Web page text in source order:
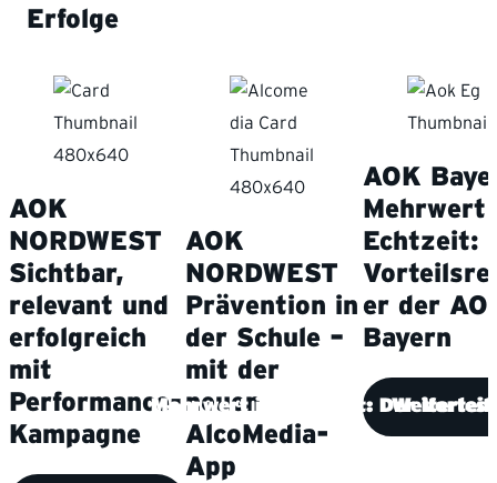
Erfolge
AOK
NORDWEST
Sichtbar,
relevant und
erfolgreich
mit
Performance-
Kampagne
AOK
NORDWEST
Prävention in
der Schule –
mit der
neuen
AlcoMedia-
App
AOK
Mehrwert
Echtzeit:
er der
Bayern
Mehrwert in Echtzeit: Der